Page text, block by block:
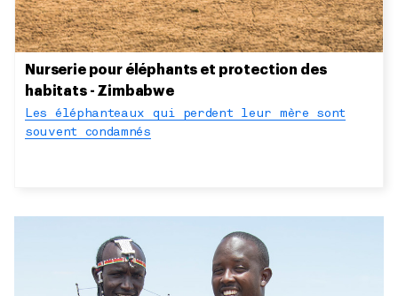
Nurserie pour éléphants et protection des
habitats - Zimbabwe
Les éléphanteaux qui perdent leur mère sont
souvent condamnés